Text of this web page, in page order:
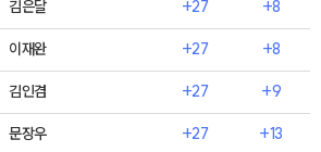
김은달 +27 +8
이재완 +27 +8
김인겸 +27 +9
문장우 +27 +13